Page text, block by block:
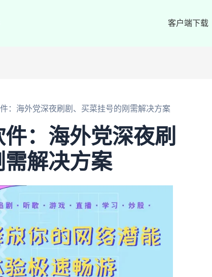
客户端下载
：海外党深夜刷剧、买菜挂号的刚需解决方案
：海外党深夜刷
解决方案